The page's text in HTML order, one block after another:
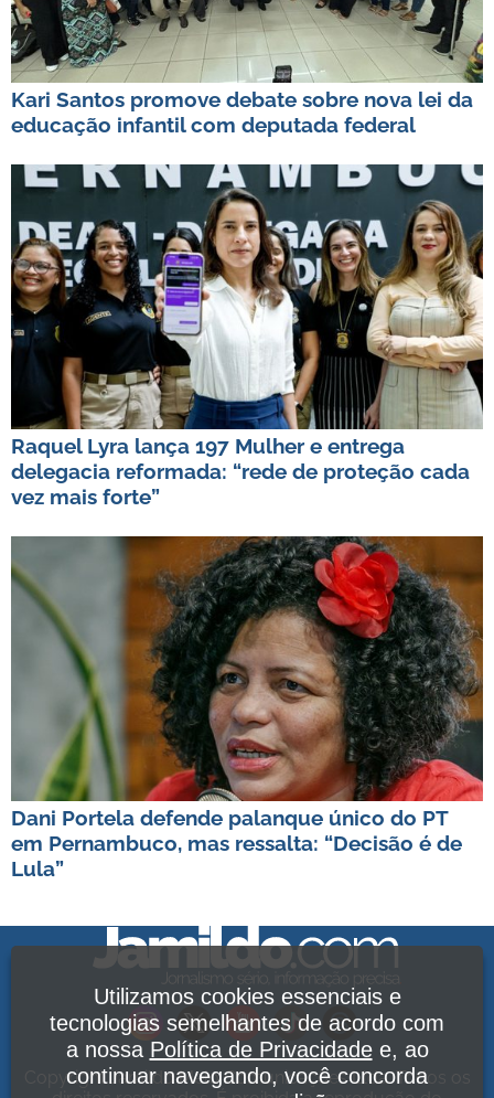
Kari Santos promove debate sobre nova lei da
educação infantil com deputada federal
Raquel Lyra lança 197 Mulher e entrega
delegacia reformada: “rede de proteção cada
vez mais forte”
Dani Portela defende palanque único do PT
em Pernambuco, mas ressalta: “Decisão é de
Lula”
Copyright Jamildo Melo Comunicações Ltda. Todos os
Utilizamos cookies essenciais e
tecnologias semelhantes de acordo com
a nossa Política de Privacidadee, ao
continuar navegando, você concorda